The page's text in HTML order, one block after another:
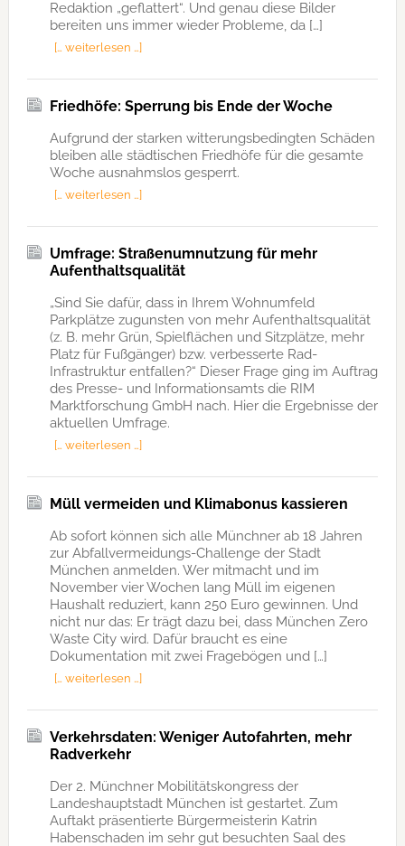
Redaktion „geflattert“. Und genau diese Bilder
bereiten uns immer wieder Probleme, da […]
[… weiterlesen …]
Friedhöfe: Sperrung bis Ende der Woche
Aufgrund der starken witterungsbedingten Schäden
bleiben alle städtischen Friedhöfe für die gesamte
Woche ausnahmslos gesperrt.
[… weiterlesen …]
Umfrage: Straßenumnutzung für mehr
Aufenthaltsqualität
„Sind Sie dafür, dass in Ihrem Wohnumfeld
Parkplätze zugunsten von mehr Aufenthaltsqualität
(z. B. mehr Grün, Spielflächen und Sitzplätze, mehr
Platz für Fußgänger) bzw. verbesserte Rad-
Infrastruktur entfallen?“ Dieser Frage ging im Auftrag
des Presse- und Informationsamts die RIM
Marktforschung GmbH nach. Hier die Ergebnisse der
aktuellen Umfrage.
[… weiterlesen …]
Müll vermeiden und Klimabonus kassieren
Ab sofort können sich alle Münchner ab 18 Jahren
zur Abfallvermeidungs-Challenge der Stadt
München anmelden. Wer mitmacht und im
November vier Wochen lang Müll im eigenen
Haushalt reduziert, kann 250 Euro gewinnen. Und
nicht nur das: Er trägt dazu bei, dass München Zero
Waste City wird. Dafür braucht es eine
Dokumentation mit zwei Fragebögen und […]
[… weiterlesen …]
Verkehrsdaten: Weniger Autofahrten, mehr
Radverkehr
Der 2. Münchner Mobilitätskongress der
Landeshauptstadt München ist gestartet. Zum
Auftakt präsentierte Bürgermeisterin Katrin
Habenschaden im sehr gut besuchten Saal des